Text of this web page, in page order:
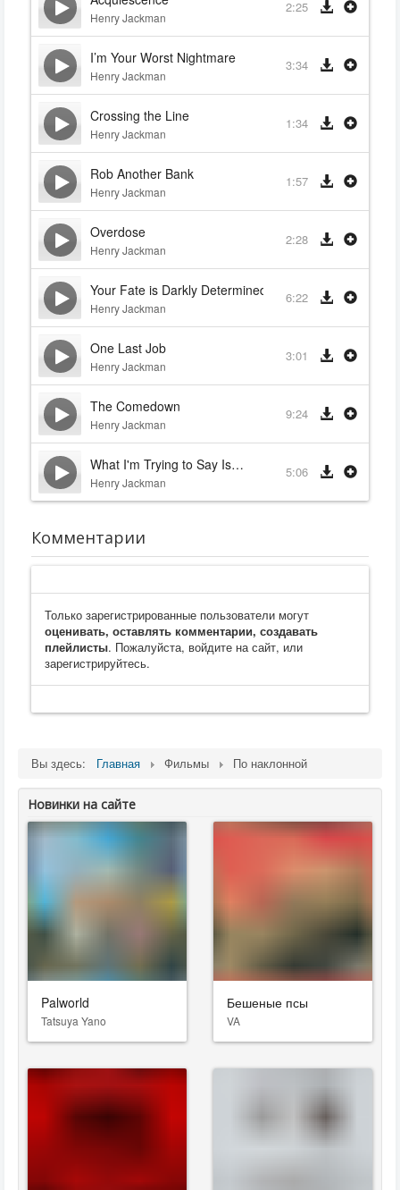
Henry Jackman
2:25
I’m Your Worst Nightmare
Henry Jackman
3:34
Crossing the Line
Henry Jackman
1:34
Rob Another Bank
Henry Jackman
1:57
Overdose
Henry Jackman
2:28
Your Fate is Darkly Determined
Henry Jackman
6:22
One Last Job
Henry Jackman
3:01
The Comedown
Henry Jackman
9:24
What I'm Trying to Say Is…
Henry Jackman
5:06
Комментарии
Только зарегистрированные пользователи могут
оценивать, оставлять комментарии, создавать
плейлисты. Пожалуйста, войдите на сайт, или
зарегистрируйтесь.
Вы здесь: Главная Фильмы По наклонной
Новинки на сайте
Palworld
Tatsuya Yano
Бешеные псы
VA